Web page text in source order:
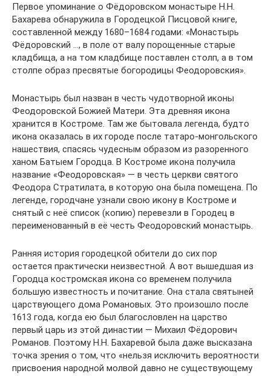
Первое упоминание о Фёдоровском монастыре Н.Н.
Бахарева обнаружила в Городецкой Писцовой книге,
составленной между 1680–1684 годами: «Монастырь
Фёдоровский …, в поле от валу порощенные старые
кладбища, а на том кладбище поставлен столп, а в том
столпе образ пресвятые богородицы Феодоровския».
Монастырь был назван в честь чудотворной иконы
Феодоровской Божией Матери. Эта древняя икона
хранится в Костроме. Там же бытовала легенда, будто
икона оказалась в их городе после татаро-монгольского
нашествия, спасясь чудесным образом из разоренного
ханом Батыем Городца. В Костроме икона получила
название «Феодоровская» — в честь церкви святого
Феодора Стратилата, в которую она была помещена. По
легенде, городчане узнали свою икону в Костроме и
снятый с неё список (копию) перевезли в Городец в
переименованный в её честь Феодоровский монастырь.
Ранняя история городецкой обители до сих пор
остается практически неизвестной. А вот вышедшая из
Городца костромская икона со временем получила
большую известность и почитание. Она стала святыней
царствующего дома Романовых. Это произошло после
1613 года, когда ею был благословлен на царство
первый царь из этой династии — Михаил Фёдорович
Романов. Поэтому Н.Н. Бахаревой была даже высказана
точка зрения о том, что «нельзя исключить вероятности
присвоения народной молвой давно не существующему